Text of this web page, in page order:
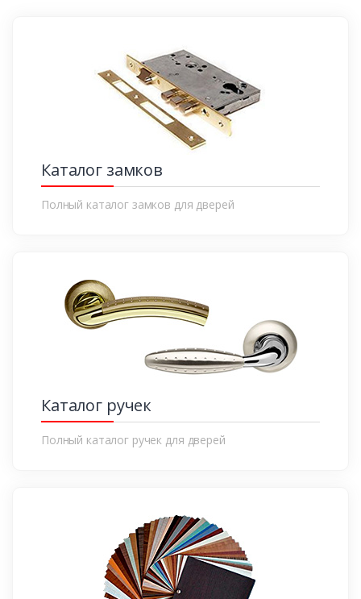
Каталог замков
Полный каталог замков для дверей
Каталог ручек
Полный каталог ручек для дверей